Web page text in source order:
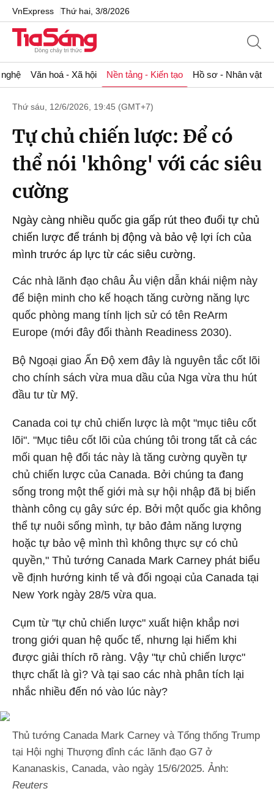
VnExpress Thứ hai, 3/8/2026
Văn hoá - Xã hội Nền tảng - Kiến tạo Hồ sơ - Nhân vật
Thứ sáu, 12/6/2026, 19:45 (GMT+7)
Tự chủ chiến lược: Để có
thể nói 'không' với các siêu
cường
Ngày càng nhiều quốc gia gấp rút theo đuổi tự chủ
chiến lược để tránh bị động và bảo vệ lợi ích của
mình trước áp lực từ các siêu cường.
Các nhà lãnh đạo châu Âu viện dẫn khái niệm này
để biện minh cho kế hoạch tăng cường năng lực
quốc phòng mang tính lịch sử có tên ReArm
Europe (mới đây đổi thành Readiness 2030).
Bộ Ngoại giao Ấn Độ xem đây là nguyên tắc cốt lõi
cho chính sách vừa mua dầu của Nga vừa thu hút
đầu tư từ Mỹ.
Canada coi tự chủ chiến lược là một "mục tiêu cốt
lõi". "Mục tiêu cốt lõi của chúng tôi trong tất cả các
mối quan hệ đối tác này là tăng cường quyền tự
chủ chiến lược của Canada. Bởi chúng ta đang
sống trong một thế giới mà sự hội nhập đã bị biến
thành công cụ gây sức ép. Bởi một quốc gia không
thể tự nuôi sống mình, tự bảo đảm năng lượng
hoặc tự bảo vệ mình thì không thực sự có chủ
quyền," Thủ tướng Canada Mark Carney phát biểu
về định hướng kinh tế và đối ngoại của Canada tại
New York ngày 28/5 vừa qua.
Cụm từ "tự chủ chiến lược" xuất hiện khắp nơi
trong giới quan hệ quốc tế, nhưng lại hiếm khi
được giải thích rõ ràng. Vậy "tự chủ chiến lược"
thực chất là gì? Và tại sao các nhà phân tích lại
nhắc nhiều đến nó vào lúc này?
Thủ tướng Canada Mark Carney và Tổng thống Trump
tại Hội nghị Thượng đỉnh các lãnh đạo G7 ở
Kananaskis, Canada, vào ngày 15/6/2025. Ảnh:
Reuters